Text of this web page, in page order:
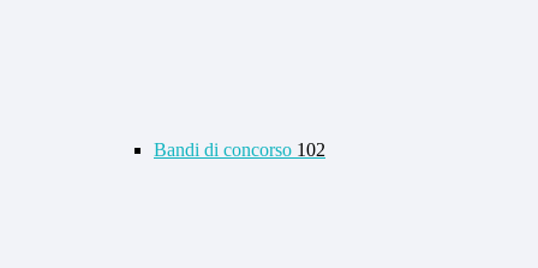
Bandi di concorso 102